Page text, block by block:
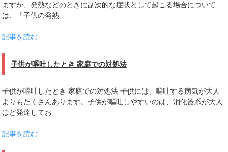
ますが、発熱などのときに副次的な症状として起こる場合について
は、「子供の発熱
記事を読む
子供が嘔吐したとき 家庭での対処法
子供が嘔吐したとき 家庭での対処法 子供には、嘔吐する病気が大人
よりもたくさんあります。子供が嘔吐しやすいのは、消化器系が大人
ほど発達してお
記事を読む